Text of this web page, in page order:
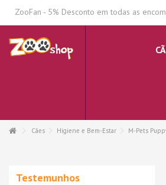
ZooFan - 5% Desconto em todas as
Cães Higiene e Bem-Estar M-Pets
Testemunhos